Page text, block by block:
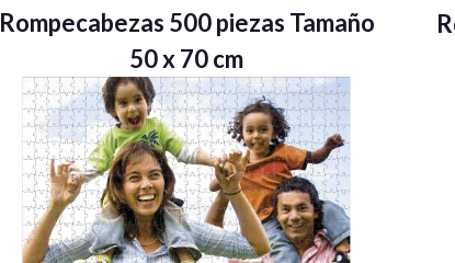
Rompecabezas 500 piezas Tamaño
50 x 70 cm